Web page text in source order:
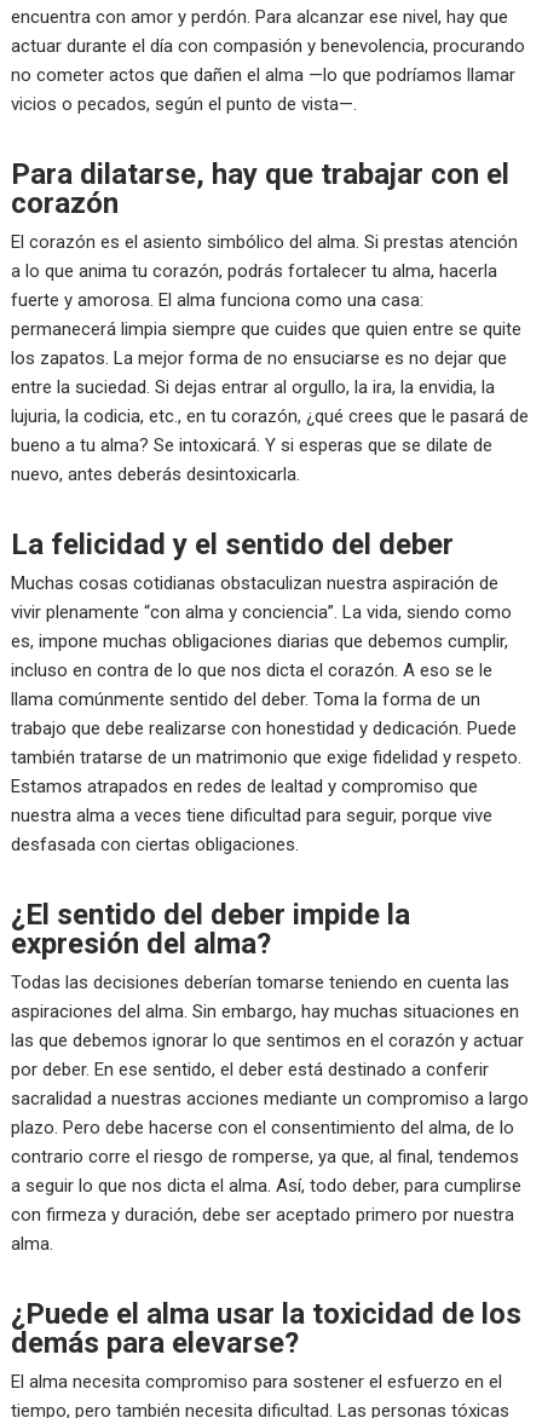
encuentra con amor y perdón. Para alcanzar ese nivel, hay que
actuar durante el día con compasión y benevolencia, procurando
no cometer actos que dañen el alma —lo que podríamos llamar
vicios o pecados, según el punto de vista—.
Para dilatarse, hay que trabajar con el
corazón
El corazón es el asiento simbólico del alma. Si prestas atención
a lo que anima tu corazón, podrás fortalecer tu alma, hacerla
fuerte y amorosa. El alma funciona como una casa:
permanecerá limpia siempre que cuides que quien entre se quite
los zapatos. La mejor forma de no ensuciarse es no dejar que
entre la suciedad. Si dejas entrar al orgullo, la ira, la envidia, la
lujuria, la codicia, etc., en tu corazón, ¿qué crees que le pasará de
bueno a tu alma? Se intoxicará. Y si esperas que se dilate de
nuevo, antes deberás desintoxicarla.
La felicidad y el sentido del deber
Muchas cosas cotidianas obstaculizan nuestra aspiración de
vivir plenamente “con alma y conciencia”. La vida, siendo como
es, impone muchas obligaciones diarias que debemos cumplir,
incluso en contra de lo que nos dicta el corazón. A eso se le
llama comúnmente sentido del deber. Toma la forma de un
trabajo que debe realizarse con honestidad y dedicación. Puede
también tratarse de un matrimonio que exige fidelidad y respeto.
Estamos atrapados en redes de lealtad y compromiso que
nuestra alma a veces tiene dificultad para seguir, porque vive
desfasada con ciertas obligaciones.
¿El sentido del deber impide la
expresión del alma?
Todas las decisiones deberían tomarse teniendo en cuenta las
aspiraciones del alma. Sin embargo, hay muchas situaciones en
las que debemos ignorar lo que sentimos en el corazón y actuar
por deber. En ese sentido, el deber está destinado a conferir
sacralidad a nuestras acciones mediante un compromiso a largo
plazo. Pero debe hacerse con el consentimiento del alma, de lo
contrario corre el riesgo de romperse, ya que, al final, tendemos
a seguir lo que nos dicta el alma. Así, todo deber, para cumplirse
con firmeza y duración, debe ser aceptado primero por nuestra
alma.
¿Puede el alma usar la toxicidad de los
demás para elevarse?
El alma necesita compromiso para sostener el esfuerzo en el
tiempo, pero también necesita dificultad. Las personas tóxicas